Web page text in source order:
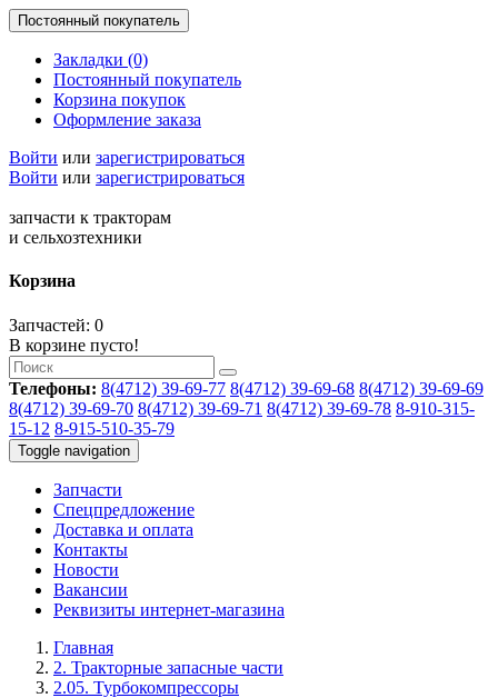
Постоянный покупатель
Закладки (0)
Постоянный покупатель
Корзина покупок
Оформление заказа
Войти или зарегистрироваться
Войти или зарегистрироваться
запчасти к тракторам
и сельхозтехники
Корзина
Запчастей: 0
В корзине пусто!
Телефоны: 8(4712) 39-69-77 8(4712) 39-69-68 8(4712) 39-69-69
8(4712) 39-69-70 8(4712) 39-69-71 8(4712) 39-69-78 8-910-315-
15-12 8-915-510-35-79
Toggle navigation
Запчасти
Спецпредложение
Доставка и оплата
Контакты
Новости
Вакансии
Реквизиты интернет-магазина
Главная
2. Тракторные запасные части
2.05. Турбокомпрессоры